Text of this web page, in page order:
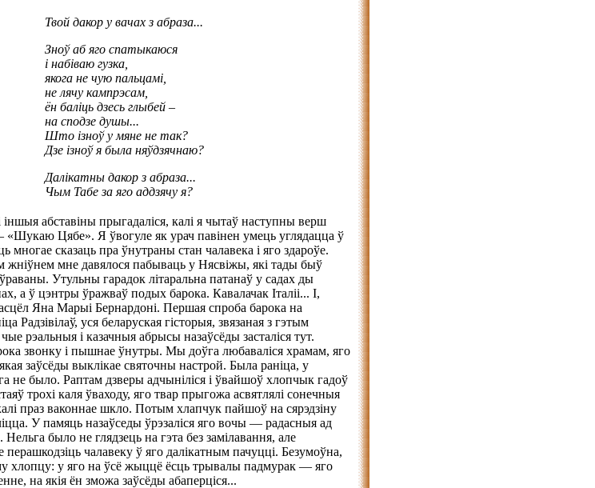
Твой дакор у вачах з абраза...
Зноў аб яго спатыкаюся
і набіваю гузка,
якога не чую пальцамі,
не лячу кампрэсам,
ён баліць дзесь глыбей –
на сподзе душы...
Што ізноў у мяне не так?
Дзе ізноў я была няўдзячнаю?
Далікатны дакор з абраза...
Чым Табе за яго аддзячу я?
абставіны прыгадаліся, калі я чытаў наступны верш
Цябе». Я ўвогуле як урач павінен умець углядацца ў
многае сказаць пра ўнутраны стан чалавека і яго здароўе.
жніўнем мне давялося пабываць у Нясвіжы, які тады быў
Утульны гарадок літаральна патанаў у садах ды
а ў цэнтры ўражваў подых барока. Кавалачак Італіі... І,
Яна Марыі Бернардоні. Першая спроба барока на
Радзівілаў, уся беларуская гісторыя, звязаная з гэтым
рэальныя і казачныя абрысы назаўсёды засталіся тут.
звонку і пышнае ўнутры. Мы доўга любаваліся храмам, яго
заўсёды выклікае святочны настрой. Была раніца, у
не было. Раптам дзверы адчыніліся і ўвайшоў хлопчык гадоў
трохі каля ўваходу, яго твар прыгожа асвятлялі сонечныя
праз ваконнае шкло. Потым хлапчук пайшоў на сярэдзіну
У памяць назаўседы ўрэзаліся яго вочы — радасныя ад
было не глядзець на гэта без замілавання, але
перашкодзіць чалавеку ў яго далікатным пачуцці. Безумоўна,
хлопцу: у яго на ўсё жыццё ёсць трывалы падмурак — яго
на якія ён зможа заўсёды абаперціся...